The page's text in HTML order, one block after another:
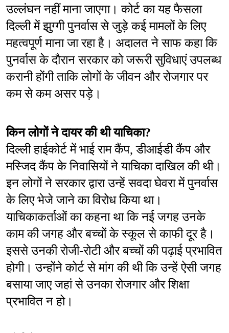
उल्लंघन नहीं माना जाएगा। कोर्ट का यह फैसला
दिल्ली में झुग्गी पुनर्वास से जुड़े कई मामलों के लिए
महत्वपूर्ण माना जा रहा है। अदालत ने साफ कहा कि
पुनर्वास के दौरान सरकार को जरूरी सुविधाएं उपलब्ध
करानी होंगी ताकि लोगों के जीवन और रोजगार पर
कम से कम असर पड़े।
किन लोगों ने दायर की थी याचिका?
दिल्ली हाईकोर्ट में भाई राम कैंप, डीआईडी कैंप और
मस्जिद कैंप के निवासियों ने याचिका दाखिल की थी।
इन लोगों ने सरकार द्वारा उन्हें सवदा घेवरा में पुनर्वास
के लिए भेजे जाने का विरोध किया था।
याचिकाकर्ताओं का कहना था कि नई जगह उनके
काम की जगह और बच्चों के स्कूल से काफी दूर है।
इससे उनकी रोजी-रोटी और बच्चों की पढ़ाई प्रभावित
होगी। उन्होंने कोर्ट से मांग की थी कि उन्हें ऐसी जगह
बसाया जाए जहां से उनका रोजगार और शिक्षा
प्रभावित न हो।